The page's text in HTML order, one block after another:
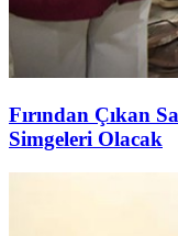
Fırından Çıkan
Simgeleri Olacak